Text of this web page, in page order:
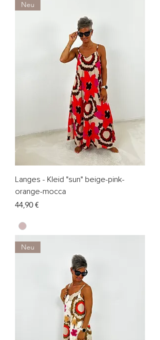
Neu
Langes - Kleid "sun" beige-pink-
orange-mocca
Preis
44,90 €
Neu